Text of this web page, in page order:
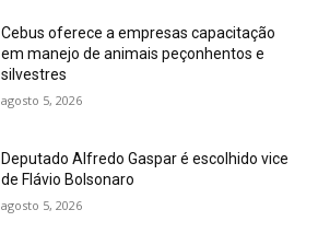
Cebus oferece a empresas capacitação
em manejo de animais peçonhentos e
silvestres
agosto 5, 2026
Deputado Alfredo Gaspar é escolhido vice
de Flávio Bolsonaro
agosto 5, 2026